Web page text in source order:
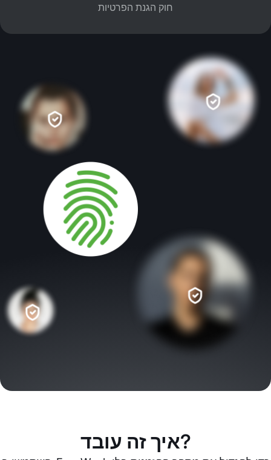
חוק הגנת הפרטיות
איך זה עובד?